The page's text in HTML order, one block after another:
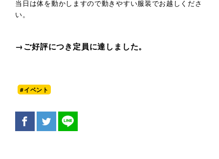
当日は体を動かしますので動きやすい服装でお越しくださ
い。
→ご好評につき定員に達しました。
#イベント